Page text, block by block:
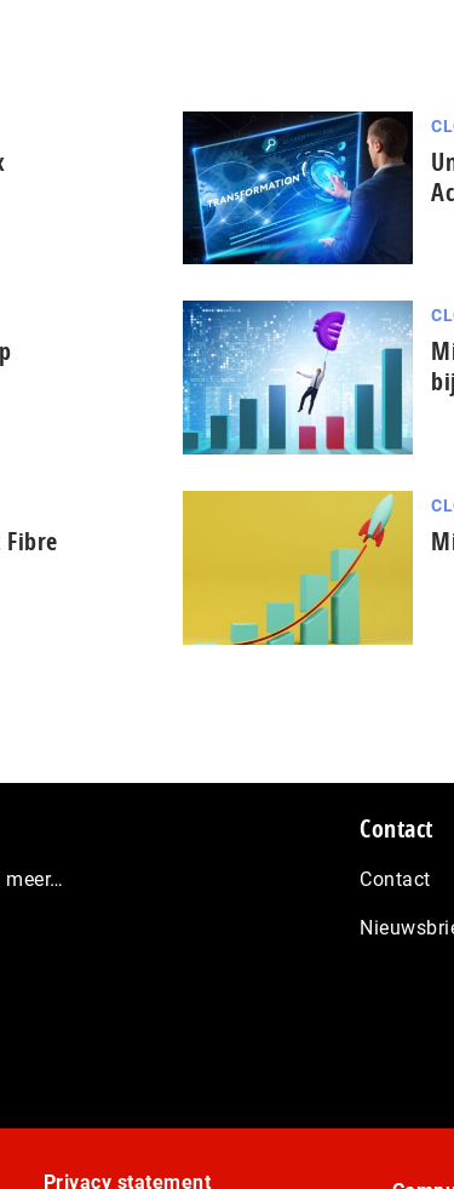
Fibre
meer…
Contact
Contact
Privacy statement